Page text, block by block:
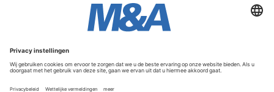
Service & Contact
Contact